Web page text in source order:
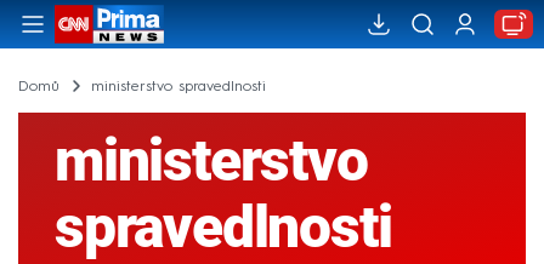
Domů ministerstvo spravedlnosti
ministerstvo
spravedlnosti